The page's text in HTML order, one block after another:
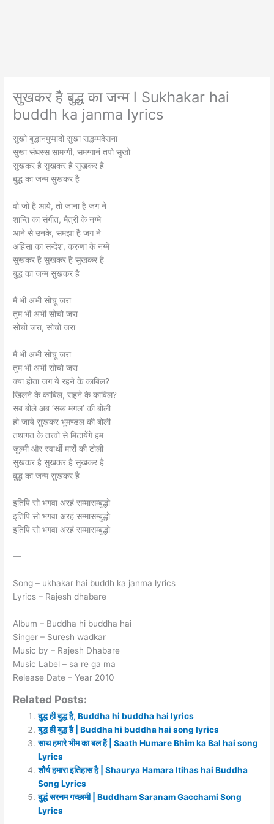
सुखकर है बुद्ध का जन्म l Sukhakar hai
buddh ka janma lyrics
सुखो बुद्धानमुप्पादो सुखा सद्धम्मदेसना
सुखा संघस्स सामग्गी, समग्गानं तपो सुखो
सुखकर है सुखकर है सुखकर है
बुद्ध का जन्म सुखकर है
वो जो है आये, तो जाना है जग ने
शान्ति का संगीत, मैत्री के नग्मे
आने से उनके, समझा है जग ने
अहिंसा का सन्देश, करुणा के नग्मे
सुखकर है सुखकर है सुखकर है
बुद्ध का जन्म सुखकर है
मैं भी अभी सोचू जरा
तुम भी अभी सोचो जरा
सोचो जरा, सोचो जरा
मैं भी अभी सोचू जरा
तुम भी अभी सोचो जरा
क्या होता जग ये रहने के काबिल?
खिलने के काबिल, सहने के काबिल?
सब बोले अब ‘सब्ब मंगल’ की बोली
हो जाये सुखकर भूमण्डल की बोली
तथागत के तत्त्वों से मिटायेंगे हम
जुल्मी और स्वार्थी मारों की टोली
सुखकर है सुखकर है सुखकर है
बुद्ध का जन्म सुखकर है
इतिपि सो भगवा अरहं सम्मासम्बुद्धो
इतिपि सो भगवा अरहं सम्मासम्बुद्धो
इतिपि सो भगवा अरहं सम्मासम्बुद्धो
—
Song – ukhakar hai buddh ka janma lyrics
Lyrics – Rajesh dhabare
Album – Buddha hi buddha hai
Singer – Suresh wadkar
Music by – Rajesh Dhabare
Music Label – sa re ga ma
Release Date – Year 2010
Related Posts:
बुद्ध ही बुद्ध है, Buddha hi buddha hai lyrics
बुद्ध ही बुद्ध है | Buddha hi buddha hai song lyrics
साथ हमारे भीम का बल हैं | Saath Humare Bhim ka Bal hai song
Lyrics
शौर्य हमारा इतिहास है | Shaurya Hamara Itihas hai Buddha
Song Lyrics
बुद्धं सरनम गच्छामी | Buddham Saranam Gacchami Song
Lyrics